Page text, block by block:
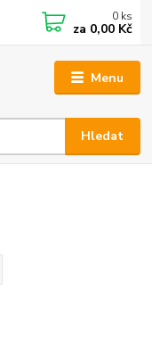
Menu
Hledat
0 ks
za 0,00 Kč